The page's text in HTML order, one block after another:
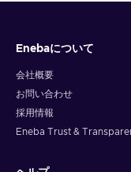
Enebaについて
会社概要
お問い合わせ
採用情報
Eneba Trust &